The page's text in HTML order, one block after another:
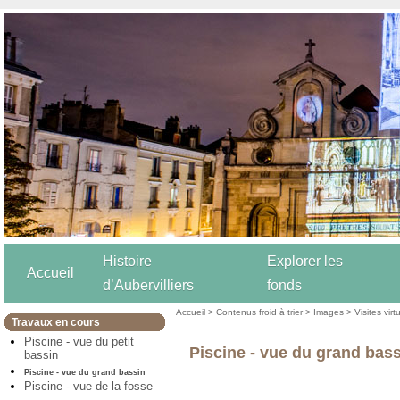
Accueil
Histoire
d’Aubervilliers
Explorer les
fonds
Travaux en cours
Piscine - vue du petit
bassin
Piscine - vue du grand bassin
Piscine - vue de la fosse
Accueil >Contenus froid à trier > Images >Visites
Piscine - vue du grand